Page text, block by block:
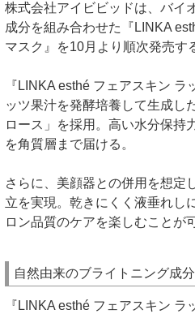
株式会社アイビビッドは、バイ
成分を組み合わせた『LINKA
マスク』を10月より順次発売す
『LINKA esthé フェアスキン
ッツ果汁を発酵培養して生成し
ロース」を採用。高い水分保持
を角質層まで届ける。
さらに、美顔器との併用を想定
立を実現。乾きにくく液垂れし
ロン品質のケアを楽しむことが
自然由来のブライトニング成
『LINKA esthé フェアスキン